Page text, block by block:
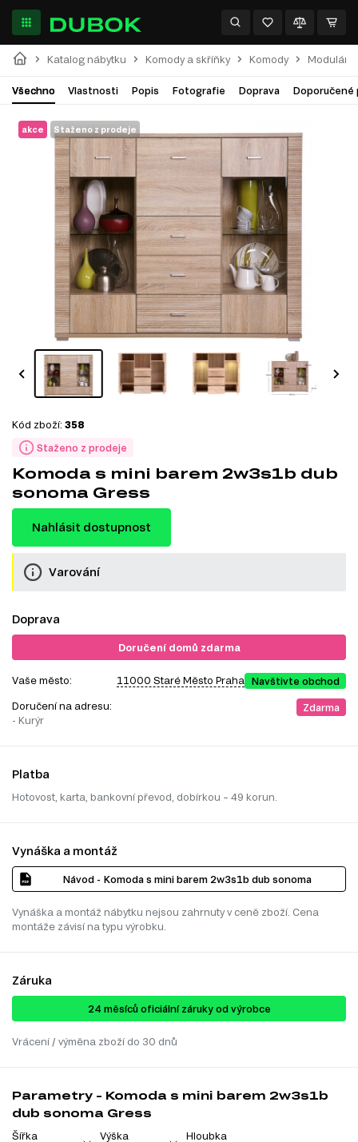
Katalog nábytku Komody a skříňky Komody
Všechno Vlastnosti Popis Fotografie Doprava Doporučené
akce Staženo z prodeje
Staženo z prodeje
Kód zboží: 358
Komoda s mini barem 2w3s1b dub
sonoma Gress
Nahlásit dostupnost
Varování
Doprava
Doručení domů zdarma
Vaše město: 11000 Staré Město Praha Navštivte obchod
Doručení na adresu:
- Kurýr
Zdarma
Platba
Hotovost, karta, bankovní převod, dobírkou – 49 korun.
Vynáška a montáž
Návod - Komoda s mini barem 2w3s1b dub sonoma
Vynáška a montáž nábytku nejsou zahrnuty v ceně zboží. Cena
montáže závisí na typu výrobku.
Záruka
24 ​​​​měsíců oficiální záruky od výrobce
Vrácení / výměna zboží do 30 dnů
Parametry - Komoda s mini barem 2w3s1b
dub sonoma Gress
Šířka Výška Hloubka